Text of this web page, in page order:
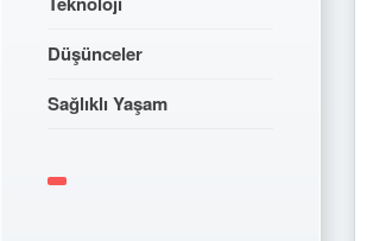
Düşünceler
Sağlıklı Yaşam